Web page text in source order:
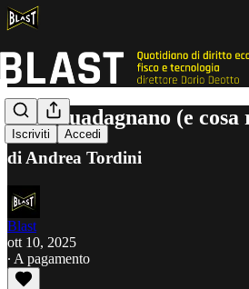
Iscriviti Accedi
Cosa guadagnano (e
di Andrea Tordini
Blast
ott 10, 2025
∙ A pagamento